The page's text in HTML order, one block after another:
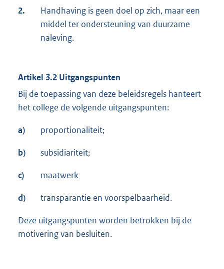
2.
Handhaving is geen doel op zich, maar een
middel ter ondersteuning van duurzame
naleving.
Artikel 3.2 Uitgangspunten
Bij de toepassing van deze beleidsregels hanteert
het college de volgende uitgangspunten:
a) proportionaliteit;
b) subsidiariteit;
c) maatwerk
d) transparantie en voorspelbaarheid.
Deze uitgangspunten worden betrokken bij de
motivering van besluiten.